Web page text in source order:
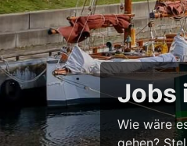
Jobs
Wie wäre